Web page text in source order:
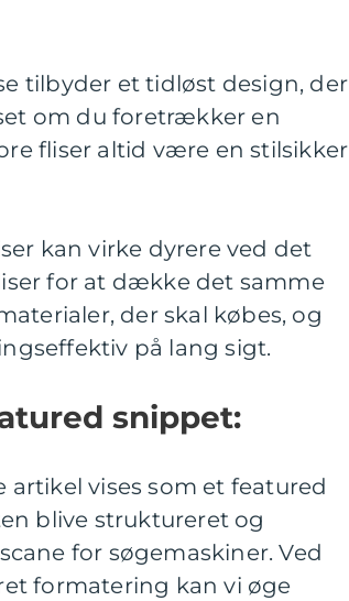
tilbyder et tidløst design, der
om du foretrækker en
fliser altid være en stilsikker
kan virke dyrere ved det
for at dække det samme
der skal købes, og
på lang sigt.
snippet:
vises som et featured
blive struktureret og
for søgemaskiner. Ved
formatering kan vi øge